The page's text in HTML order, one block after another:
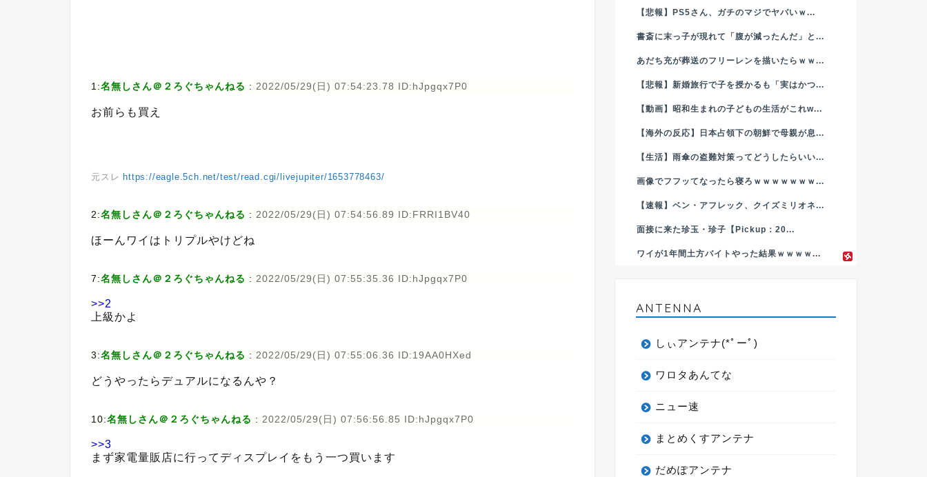
1:名無しさん＠２ろぐちゃんねる : 2022/05/29(日) 07:54:23.78 ID:hJpgqx7P0
お前らも買え
元スレ https://eagle.5ch.net/test/read.cgi/livejupiter/1653778463/
2:名無しさん＠２ろぐちゃんねる : 2022/05/29(日) 07:54:56.89 ID:FRRI1BV40
ほーんワイはトリプルやけどね
7:名無しさん＠２ろぐちゃんねる : 2022/05/29(日) 07:55:35.36 ID:hJpgqx7P0
>>2
上級かよ
3:名無しさん＠２ろぐちゃんねる : 2022/05/29(日) 07:55:06.36 ID:19AA0HXed
どうやったらデュアルになるんや？
10:名無しさん＠２ろぐちゃんねる : 2022/05/29(日) 07:56:56.85 ID:hJpgqx7P0
>>3
まず家電量販店に行ってディスプレイをもう一つ買います
【悲報】PS5さん、ガチのマジでヤバいｗ...
書斎に末っ子が現れて「腹が減ったんだ」と...
あだち充が葬送のフリーレンを描いたらｗｗ...
【悲報】新婚旅行で子を授かるも「実はかつ...
【動画】昭和生まれの子どもの生活がこれw...
【海外の反応】日本占領下の朝鮮で母親が息...
【生活】雨傘の盗難対策ってどうしたらいい...
画像でフフッてなったら寝ろｗｗｗｗｗｗｗ...
【速報】ベン・アフレック、クイズミリオネ...
面接に来た珍玉・珍子【Pickup：20...
ワイが1年間土方バイトやった結果ｗｗｗｗ...
ANTENNA
しぃアンテナ(*ﾟーﾟ)
ワロタあんてな
ニュー速
まとめくすアンテナ
だめぽアンテナ